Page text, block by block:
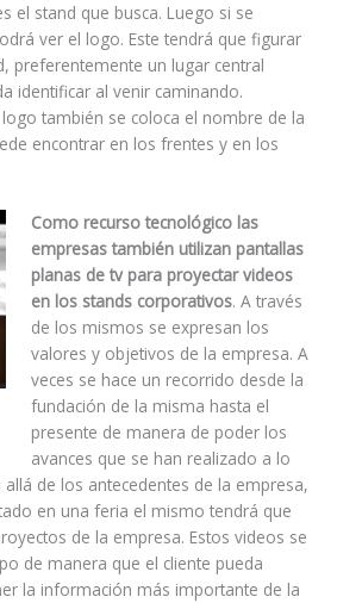
el stand que busca. Luego si se
ver el logo. Este tendrá que figurar
preferentemente un lugar central
identificar al venir caminando.
también se coloca el nombre de la
encontrar en los frentes y en los
Como recurso tecnológico las
empresas también utilizan pantallas
planas de tv para proyectar videos
en los stands corporativos. A través
de los mismos se expresan los
valores y objetivos de la empresa. A
veces se hace un recorrido desde la
fundación de la misma hasta el
presente de manera de poder los
avances que se han realizado a lo
de los antecedentes de la empresa,
en una feria el mismo tendrá que
de la empresa. Estos videos se
de manera que el cliente pueda
la información más importante de la